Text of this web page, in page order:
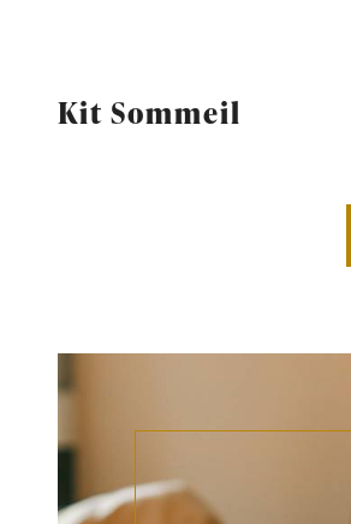
Kit Sommeil